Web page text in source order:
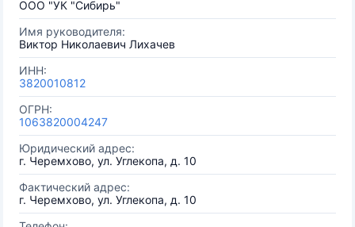
ООО "УК "Сибирь"
Имя руководителя:
Виктор Николаевич Лихачев
ИНН:
3820010812
ОГРН:
1063820004247
Юридический адрес:
г. Черемхово, ул. Углекопа, д. 10
Фактический адрес:
г. Черемхово, ул. Углекопа, д. 10